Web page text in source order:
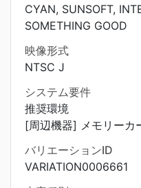
CYAN, SUNSOFT,
SOMETHING GOOD
映像形式
NTSC J
システム要件
推奨環境
[周辺機器] メモリーカ
バリエーションID
VARIATION0006661